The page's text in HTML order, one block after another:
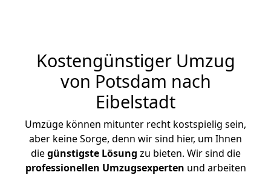
Kostengünstiger Umzug
von Potsdam nach
Eibelstadt
Umzüge können mitunter recht kostspielig sein,
aber keine Sorge, denn wir sind hier, um Ihnen
diegünstigste Lösung zu bieten. Wir sind die
professionellen Umzugsexperten und arbeiten